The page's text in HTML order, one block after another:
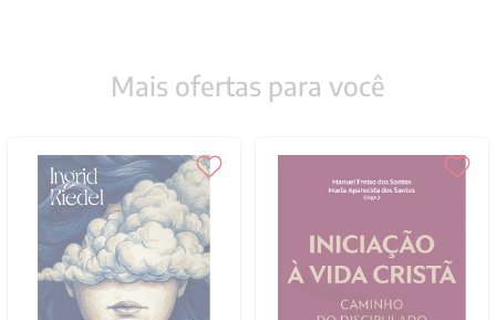
Mais ofertas para você